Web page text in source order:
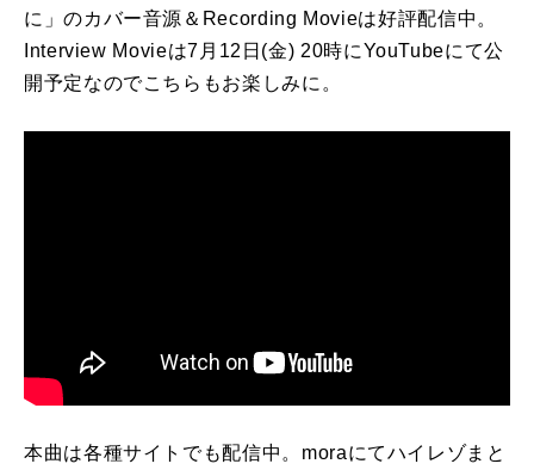
に」のカバー音源＆Recording Movieは好評配信中。
Interview Movieは7月12日(金) 20時にYouTubeにて公
開予定なのでこちらもお楽しみに。
本曲は各種サイトでも配信中。moraにてハイレゾまと